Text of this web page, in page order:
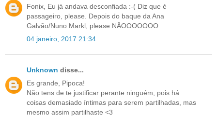
Fonix, Eu já andava desconfiada :-( Diz que é
passageiro, please. Depois do baque da Ana
Galvão/Nuno Markl, please NÂOOOOOOO
04 janeiro, 2017 21:34
Unknown disse...
Es grande, Pipoca!
Não tens de te justificar perante ninguém, pois há
coisas demasiado íntimas para serem partilhadas, mas
mesmo assim partilhaste <3